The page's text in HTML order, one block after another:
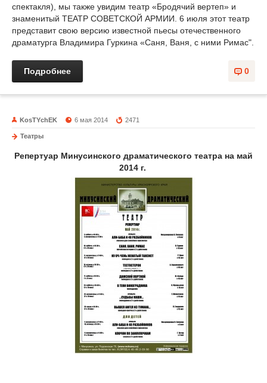
спектакля), мы также увидим театр «Бродячий вертеп» и
знаменитый ТЕАТР СОВЕТСКОЙ АРМИИ. 6 июля этот театр
представит свою версию известной пьесы отечественного
драматурга Владимира Гуркина «Саня, Ваня, с ними Римас".
0
Подробнее
KosTYchEK 6 мая 2014 2471
Театры
Репертуар Минусинского драматического театра на май
2014 г.